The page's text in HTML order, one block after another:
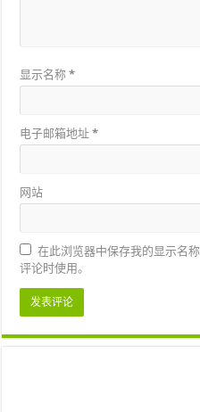
显示名称*
电子邮箱地址*
网站
在此浏览器中保存我的显示名
评论时使用。